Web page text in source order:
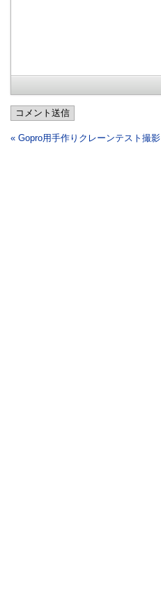
コメント送信
« Gopro用手作りクレーンテスト撮影